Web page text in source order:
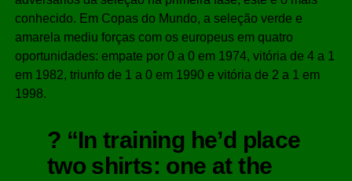
conhecido. Em Copas do Mundo, a seleção verde e
amarela mediu forças com os europeus em quatro
oportunidades: empate por 0 a 0 em 1974, vitória de 4 a 1
em 1982, triunfo de 1 a 0 em 1990 e vitória de 2 a 1 em
1998.
?️ “In training he’d place
two shirts: one at the